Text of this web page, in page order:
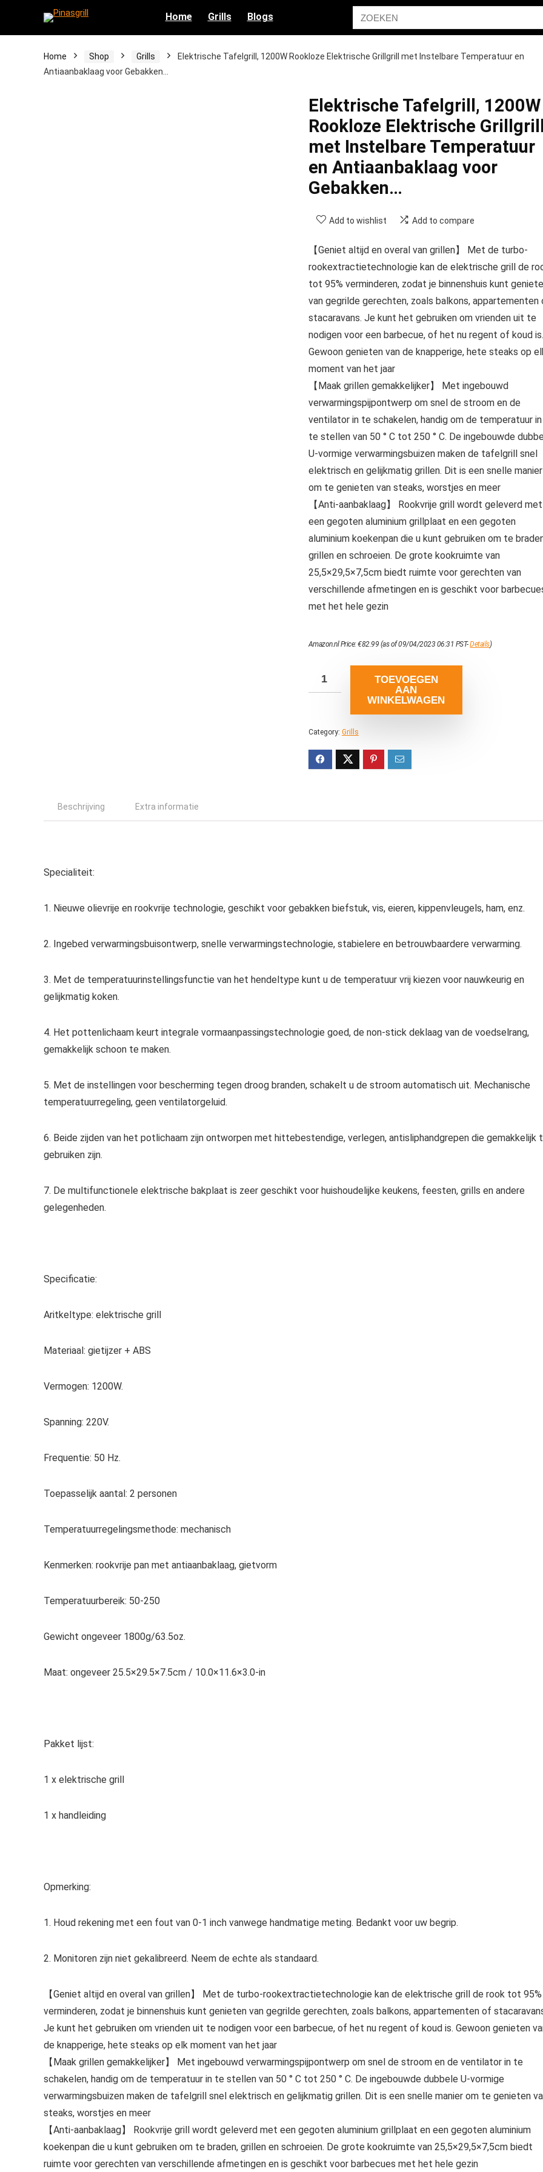
Home Grills Blogs
Home Shop Grills
Elektrische Tafelgrill, 1200W Rookloze Elektrische Grillgrill met Instelbare Temperatuur en
Antiaanbaklaag voor Gebakken…
Elektrische Tafelgrill, 1200W
Rookloze Elektrische
met Instelbare Temperatuur
en Antiaanbaklaag voor
Gebakken…
Add to wishlist Add to compare
【Geniet altijd en overal van grillen】 Met de turbo-
rookextractietechnologie kan de elektrische grill de
tot 95% verminderen, zodat je binnenshuis kunt
van gegrilde gerechten, zoals balkons, appartementen
stacaravans. Je kunt het gebruiken om vrienden uit te
nodigen voor een barbecue, of het nu regent of koud is.
Gewoon genieten van de knapperige, hete steaks op
moment van het jaar
【Maak grillen gemakkelijker】 Met ingebouwd
verwarmingspijpontwerp om snel de stroom en de
ventilator in te schakelen, handig om de temperatuur in
te stellen van 50 ° C tot 250 ° C. De ingebouwde
U-vormige verwarmingsbuizen maken de tafelgrill snel
elektrisch en gelijkmatig grillen. Dit is een snelle manier
om te genieten van steaks, worstjes en meer
【Anti-aanbaklaag】 Rookvrije grill wordt geleverd met
een gegoten aluminium grillplaat en een gegoten
aluminium koekenpan die u kunt gebruiken om te
grillen en schroeien. De grote kookruimte van
25,5×29,5×7,5cm biedt ruimte voor gerechten van
verschillende afmetingen en is geschikt voor
met het hele gezin
Amazon.nl Price:€82.99 (as of 09/04/2023 06:31 PST-Details)
TOEVOEGEN
AAN
WINKELWAGEN
Category: Grills
Beschrijving Extra informatie
Specialiteit:
1. Nieuwe olievrije en rookvrije technologie, geschikt voor gebakken biefstuk, vis, eieren, kippenvleugels, ham, enz.
2. Ingebed verwarmingsbuisontwerp, snelle verwarmingstechnologie, stabielere en betrouwbaardere verwarming.
3. Met de temperatuurinstellingsfunctie van het hendeltype kunt u de temperatuur vrij kiezen voor nauwkeurig en
gelijkmatig koken.
4. Het pottenlichaam keurt integrale vormaanpassingstechnologie goed, de non-stick deklaag van de voedselrang,
gemakkelijk schoon te maken.
5. Met de instellingen voor bescherming tegen droog branden, schakelt u de stroom automatisch uit. Mechanische
temperatuurregeling, geen ventilatorgeluid.
6. Beide zijden van het potlichaam zijn ontworpen met hittebestendige, verlegen, antisliphandgrepen die gemakkelijk
gebruiken zijn.
7. De multifunctionele elektrische bakplaat is zeer geschikt voor huishoudelijke keukens, feesten, grills en andere
gelegenheden.
Specificatie:
Aritkeltype: elektrische grill
Materiaal: gietijzer + ABS
Vermogen: 1200W.
Spanning: 220V.
Frequentie: 50 Hz.
Toepasselijk aantal: 2 personen
Temperatuurregelingsmethode: mechanisch
Kenmerken: rookvrije pan met antiaanbaklaag, gietvorm
Temperatuurbereik: 50-250
Gewicht ongeveer 1800g/63.5oz.
Maat: ongeveer 25.5×29.5×7.5cm / 10.0×11.6×3.0-in
Pakket lijst:
1 x elektrische grill
1 x handleiding
Opmerking:
1. Houd rekening met een fout van 0-1 inch vanwege handmatige meting. Bedankt voor uw begrip.
2. Monitoren zijn niet gekalibreerd. Neem de echte als standaard.
【Geniet altijd en overal van grillen】 Met de turbo-rookextractietechnologie kan de elektrische grill de rook tot 95%
verminderen, zodat je binnenshuis kunt genieten van gegrilde gerechten, zoals balkons, appartementen of
Je kunt het gebruiken om vrienden uit te nodigen voor een barbecue, of het nu regent of koud is. Gewoon genieten
de knapperige, hete steaks op elk moment van het jaar
【Maak grillen gemakkelijker】 Met ingebouwd verwarmingspijpontwerp om snel de stroom en de ventilator in te
schakelen, handig om de temperatuur in te stellen van 50 ° C tot 250 ° C. De ingebouwde dubbele U-vormige
verwarmingsbuizen maken de tafelgrill snel elektrisch en gelijkmatig grillen. Dit is een snelle manier om te genieten
steaks, worstjes en meer
【Anti-aanbaklaag】 Rookvrije grill wordt geleverd met een gegoten aluminium grillplaat en een gegoten aluminium
koekenpan die u kunt gebruiken om te braden, grillen en schroeien. De grote kookruimte van 25,5×29,5×7,5cm biedt
ruimte voor gerechten van verschillende afmetingen en is geschikt voor barbecues met het hele gezin